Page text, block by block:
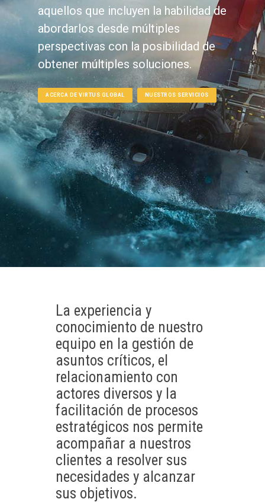
aquellos que incluyen la habilidad de
abordarlos desde múltiples
perspectivas con la posibilidad de
obtener múltiples soluciones.
ACERCA DE VIRTUS GLOBAL NUESTROS SERVICIOS
La experiencia y
conocimiento de nuestro
equipo en la gestión de
asuntos críticos, el
relacionamiento con
actores diversos y la
facilitación de procesos
estratégicos nos permite
acompañar a nuestros
clientes a resolver sus
necesidades y alcanzar
sus objetivos.